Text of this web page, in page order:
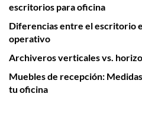
escritorios para oficina
Diferencias entre el escritorio
operativo
Archiveros verticales vs.
Muebles de recepción:
tu oficina